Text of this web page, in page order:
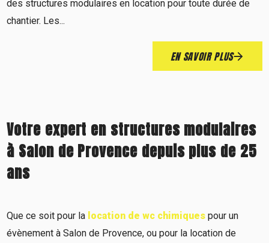
des structures modulaires en location pour toute durée de
chantier. Les...
EN SAVOIR PLUS
Votre expert en structures modulaires
à Salon de Provence depuis plus de 25
ans
Que ce soit pour la location de wc chimiques pour un
évènement à Salon de Provence, ou pour la location de